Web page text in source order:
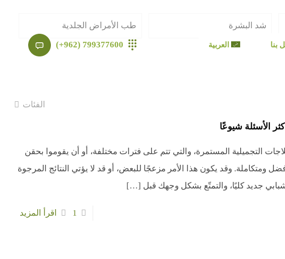
بنا العربية 799377600 (962+)
شد البشرة طب الأمراض الجلدية
الفئات
الأسئلة شيوعًا
التجميلية المستمرة، والتي تتم على فترات مختلفة، أو أن يقوموا بحقن
ومتكاملة. وقد يكون هذا الأمر مزعجًا للبعض، أو قد لا يؤتي النتائج المرجوة
جديد كليًا، والتمتّع بشكل وجهك قبل […]
1 اقرأ المزيد